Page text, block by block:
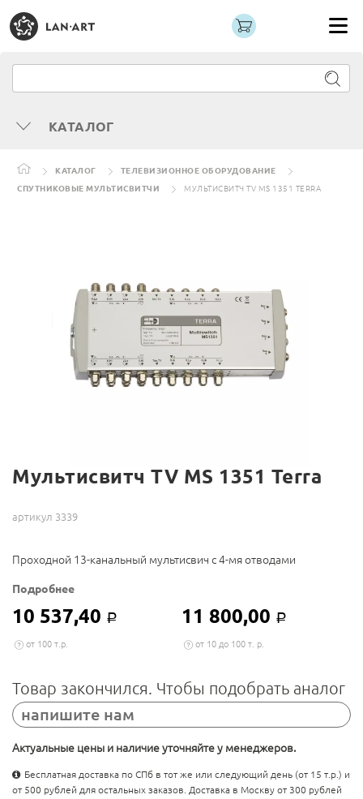
КАТАЛОГ
КАТАЛОГ
ТЕЛЕВИЗИОННОЕ ОБОРУДОВАНИЕ
СПУТНИКОВЫЕ МУЛЬТИСВИТЧИ
МУЛЬТИСВИТЧ TV MS 1351 TERRA
Мультисвитч TV MS 1351 Terra
артикул 3339
Проходной 13-канальный мультисвич с 4-мя отводами
Подробнее
10 537,40 Р 11 800,00 Р
от 100 т.р. от 10 до 100 т. р.
Товар закончился. Чтобы подобрать аналог
напишите нам
Актуальные цены и наличие уточняйте у менеджеров.
Бесплатная доставка по СПб в тот же или следующий день (от 15 т.р.) и
от 500 рублей для остальных заказов. Доставка в Москву от 300 рублей